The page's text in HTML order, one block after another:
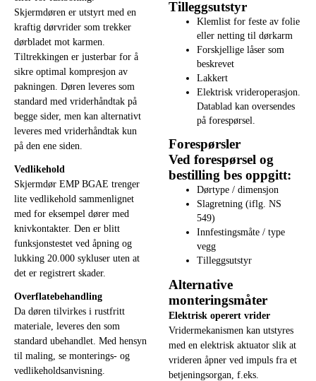
Skjermdøren er utstyrt med en
kraftig dørvrider som trekker
dørbladet mot karmen.
Tiltrekkingen er justerbar for å
sikre optimal kompresjon av
pakningen. Døren leveres som
standard med vriderhåndtak på
begge sider, men kan alternativt
leveres med vriderhåndtak kun
på den ene siden.
Vedlikehold
Skjermdør EMP BGAE trenger
lite vedlikehold sammenlignet
med for eksempel dører med
knivkontakter. Den er blitt
funksjonstestet ved åpning og
lukking 20.000 sykluser uten at
det er registrert skader.
Overflatebehandling
Da døren tilvirkes i rustfritt
materiale, leveres den som
standard ubehandlet. Med hensyn
til maling, se monterings- og
vedlikeholdsanvisning.
Tilleggsutstyr
Klemlist for feste av folie
eller netting til dørkarm
Forskjellige låser som
beskrevet
Lakkert
Elektrisk vrideroperasjon.
Datablad kan oversendes
på forespørsel.
Forespørsler
Ved forespørsel og
bestilling bes oppgitt:
Dørtype / dimensjon
Slagretning (iflg. NS
549)
Innfestingsmåte / type
vegg
Tilleggsutstyr
Alternative
monteringsmåter
Elektrisk operert vrider
Vridermekanismen kan utstyres
med en elektrisk aktuator slik at
vrideren åpner ved impuls fra et
betjeningsorgan, f.eks.